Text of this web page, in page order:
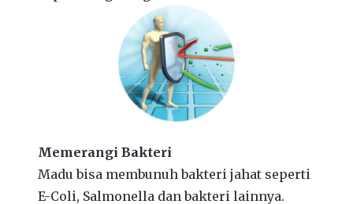
Memerangi Bakteri
Madu bisa membunuh bakteri jahat seperti
E-Coli, Salmonella dan bakteri lainnya.